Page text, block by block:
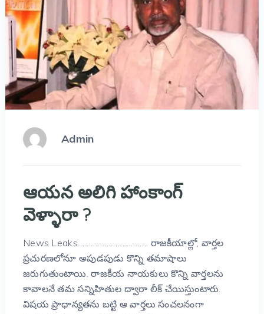
Admin
ఆయన అలిగి హాంకాంగ్
వెళ్ళారా ?
News Leaks………………………….. రాజకీయాల్లో, వార్తల
ప్రచురణలోనూ అపుడపుడు కొన్ని తమాషాలు
జరుగుతుంటాయి. రాజకీయ నాయకులు కొన్ని వార్తలను
కావాలనే తమ సన్నిహితుల ద్వారా లీక్ చేయిస్తుంటారు.
విషయ ప్రాధాన్యతను బట్టి ఆ వార్తలు సంచలనంగా